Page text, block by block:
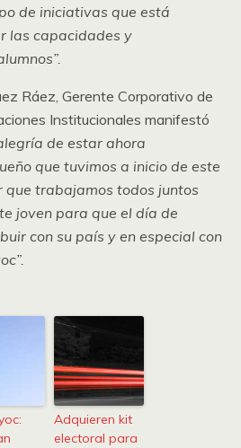
de iniciativas que está
las capacidades y
Ráez, Gerente Corporativo de
Institucionales manifestó
de estar ahora
que tuvimos a inicio de este
que trabajamos todos juntos
joven para que el día de
con su país y en especial con
Adquieren kit
electoral para